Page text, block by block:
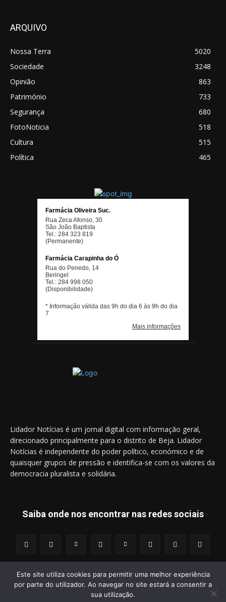
ARQUIVO
Nossa Terra
5020
Sociedade
3248
Opinião
863
Património
733
Segurança
680
FotoNoticia
518
Cultura
515
Política
465
Lidador Notícias é um jornal digital com informação geral,
direcionado principalmente para o distrito de Beja. Lidador
Notícias é independente do poder político, económico e de
quaisquer grupos de pressão e identifica-se com os valores da
democracia pluralista e solidária.
Saiba onde nos encontrar nas redes sociais
© 2014 - 2025 Lidador Notícias. | Todos os Direitos Reservados.
Este site utiliza cookies para permitir uma melhor experiência
por parte do utilizador. Ao navegar no site estará a consentir a
sua utilização.